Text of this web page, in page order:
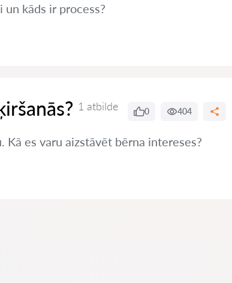
kāds ir process?
1 atbilde 0 404
Kā es varu aizstāvēt bērna intereses?